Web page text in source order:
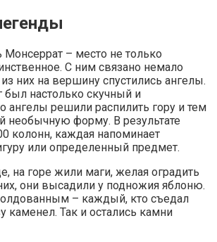
Монсеррат – место не только
С ним связано немало
них на вершину спустились ангелы.
настолько скучный и
ангелы решили распилить гору и тем
необычную форму. В результате
колонн, каждая напоминает
или определенный предмет.
на горе жили маги, желая оградить
они высадили у подножия яблоню.
– каждый, кто съедал
каменел. Так и остались камни